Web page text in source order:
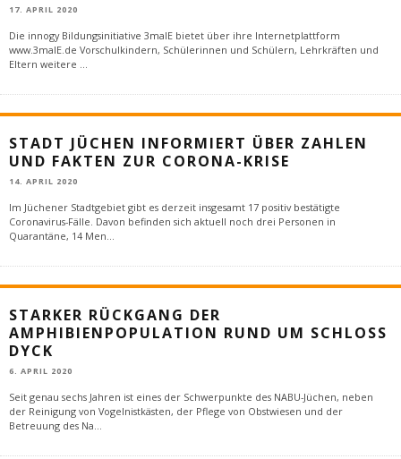
17. APRIL 2020
Die innogy Bildungsinitiative 3malE bietet über ihre Internetplattform
www.3malE.de Vorschulkindern, Schülerinnen und Schülern, Lehrkräften und
Eltern weitere
STADT JÜCHEN INFORMIERT ÜBER ZAHLEN
UND FAKTEN ZUR CORONA-KRISE
14. APRIL 2020
Im Jüchener Stadtgebiet gibt es derzeit insgesamt 17 positiv bestätigte
Coronavirus-Fälle. Davon befinden sich aktuell noch drei Personen in
Quarantäne, 14 Men
STARKER RÜCKGANG DER
AMPHIBIENPOPULATION RUND UM SCHLOSS
DYCK
6. APRIL 2020
Seit genau sechs Jahren ist eines der Schwerpunkte des NABU-Jüchen, neben
der Reinigung von Vogelnistkästen, der Pflege von Obstwiesen und der
Betreuung des Na...